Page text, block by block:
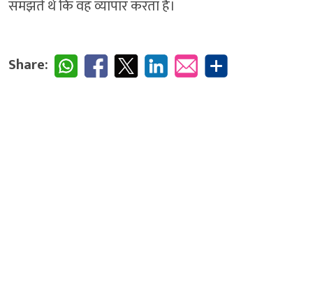
समझते थे कि वह व्यापार करता है।
Share: